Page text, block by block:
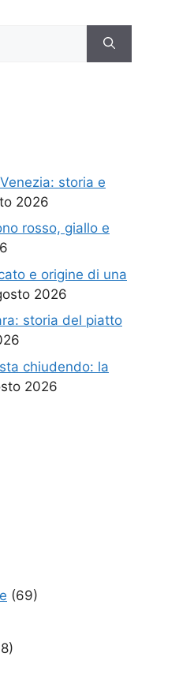
storia e
2026
rosso, giallo e
e origine di una
2026
storia del piatto
chiudendo: la
2026
(69)